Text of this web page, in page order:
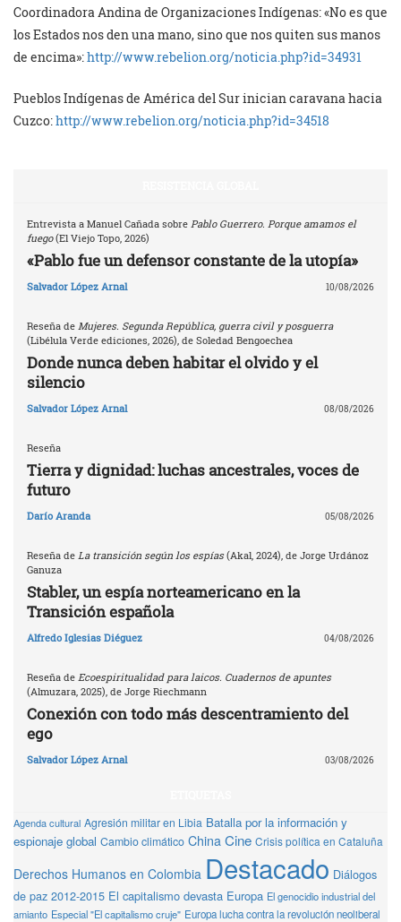
Coordinadora Andina de Organizaciones Indígenas: «No es que
los Estados nos den una mano, sino que nos quiten sus manos
de encima»:http://www.rebelion.org/noticia.php?id=34931
Pueblos Indígenas de América del Sur inician caravana hacia
Cuzco:http://www.rebelion.org/noticia.php?id=34518
Entrevista a Manuel Cañada sobre Pablo Guerrero. Porque amamos el
fuego(El Viejo Topo, 2026)
«Pablo fue un defensor constante de la utopía»
Salvador López Arnal 10/08/2026
Reseña de Mujeres. Segunda República, guerra civil y posguerra
(Libélula Verde ediciones, 2026), de Soledad Bengoechea
Donde nunca deben habitar el olvido y el
silencio
Salvador López Arnal 08/08/2026
Reseña
Tierra y dignidad: luchas ancestrales, voces de
futuro
Darío Aranda 05/08/2026
Reseña de La transición según los espías (Akal, 2024), de Jorge Urdánoz
Ganuza
Stabler, un espía norteamericano en la
Transición española
Alfredo Iglesias Diéguez 04/08/2026
Reseña de Ecoespiritualidad para laicos. Cuadernos de apuntes
(Almuzara, 2025), de Jorge Riechmann
Conexión con todo más descentramiento del
ego
Salvador López Arnal 03/08/2026
Agenda cultural Agresión militar en Libia Batalla por la información y
espionaje global Cambio climático China Cine Crisis política en Cataluña
Derechos Humanos en Colombia Destacado Diálogos
de paz 2012-2015 El capitalismo devasta Europa El genocidio industrial del
amianto Especial "El capitalismo cruje" Europa lucha contra la revolución neoliberal